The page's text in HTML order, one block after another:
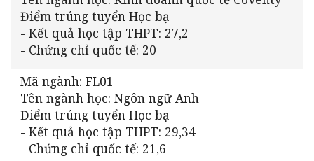
Điểm trúng tuyển Học bạ
- Kết quả học tập THPT: 27,2
- Chứng chỉ quốc tế: 20
Mã ngành: FL01
Tên ngành học: Ngôn ngữ Anh
Điểm trúng tuyển Học bạ
- Kết quả học tập THPT: 29,34
- Chứng chỉ quốc tế: 21,6